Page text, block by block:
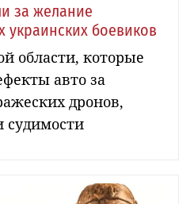
за желание
украинских боевиков
области, которые
авто за
дронов,